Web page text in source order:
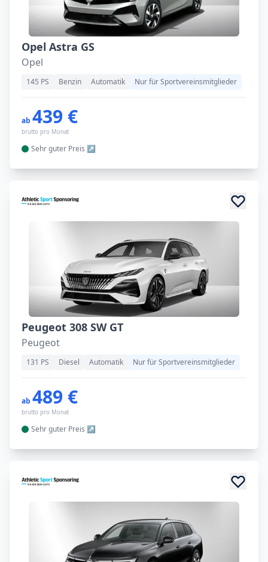
Opel Astra GS
Opel
145 PS Benzin Automatik Nur für Sportvereinsmitglieder
ab 439 €
brutto pro Monat
Sehr guter Preis
Peugeot 308 SW GT
Peugeot
131 PS Diesel Automatik Nur für Sportvereinsmitglieder
ab 489 €
brutto pro Monat
Sehr guter Preis